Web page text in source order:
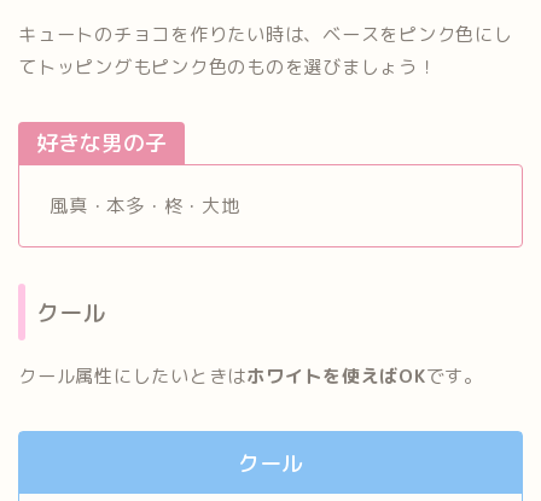
キュートのチョコを作りたい時は、ベースをピンク色にし
てトッピングもピンク色のものを選びましょう！
好きな男の子
風真・本多・柊・大地
クール
クール属性にしたいときはホワイトを使えばOKです。
クール